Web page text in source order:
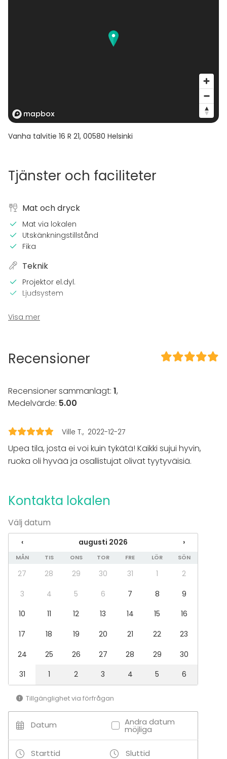
Vanha talvitie 16 R 21, 00580 Helsinki
Tjänster och faciliteter
Mat och dryck
Mat via lokalen
Utskänkningstillstånd
Fika
Teknik
Projektor el.dyl.
Ljudsystem
Evenemang
Spa / relax / bastu
Middag / Lunch
Mässa / Utställning
Föreställning / show
Stuga / boende
Julbord / Julfest
Restaurang
Källare
Upplevelse / aktivitet
Bar
Aktiviteter
Kock- / drinkskola
Tilläggsuppgifter om aktiviteter
cocktail workshoppeja saatavilla ammattilaisten
opastuksella!
Visa mer
Recensioner
Recensioner sammanlagt: 1,
Medelvärde: 5.00
Ville T. 2022-12-27
Upea tila, josta ei voi kuin tykätä! Kaikki sujui hyvin,
ruoka oli hyvää ja osallistujat olivat tyytyväisiä.
Kontakta lokalen
Välj datum
‹ augusti 2026 ›
MÅN TIS ONS TOR FRE LÖR SÖN
27 28 29 30 31 1
2
3
4 5 6 7 8
9
10
11 12 13 14 15
16
17
18 19 20 21 22
23
24
25 26 27 28 29
30
31
1 2 3 4 5 6
Tillgänglighet via förfrågan
Datum Andra datum
möjliga
Starttid Sluttid